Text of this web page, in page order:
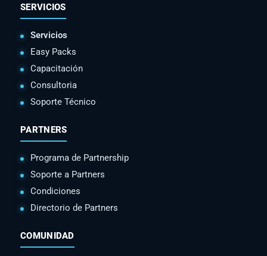
SERVICIOS
Servicios
Easy Packs
Capacitación
Consultoria
Soporte Técnico
PARTNERS
Programa de Partnership
Soporte a Partners
Condiciones
Directorio de Partners
COMUNIDAD